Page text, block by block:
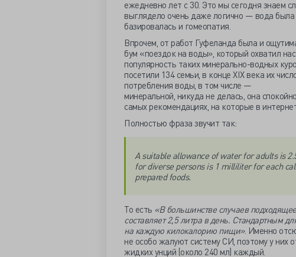
ежедневно лет с 30. Это мы сегодня знаем
выглядело очень даже логично — вода
базировалась и гомеопатия.
Впрочем, от работ Гуфеланда была и
бум «поездок на воды», который охватил
популярность таких минерально-водных
посетили 134 семьи, в конце XIX века их
потребления воды, в том числе —
минеральной, никуда не делась, она
самых рекомендациях, на которые в
Полностью фраза звучит так:
A suitable allowance of water for adults is
for diverse persons is 1 milliliter for each
prepared foods.
То есть «В большинстве случаев
составляет 2,5 литра в день. Стандартным
на каждую килокалорию пищи». Именно
не особо жалуют систему СИ, поэтому у них
жидких унций (около 240 мл) каждый.